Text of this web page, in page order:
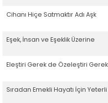
Cihanı Hiçe Satmaktır Adı Aşk
Eşek, İnsan ve Eşeklik Üzerine
Eleştiri Gerek de Özeleştiri
Sıradan Emekli Hayatı İçin